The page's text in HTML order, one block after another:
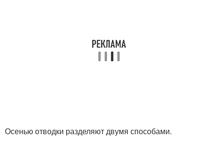
Осенью отводки разделяют двумя способами.